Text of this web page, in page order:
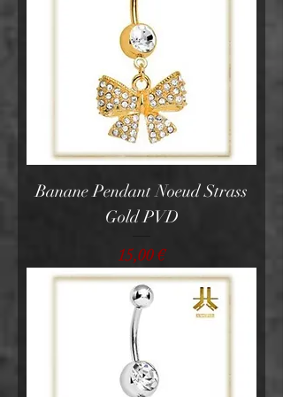
Banane Pendant Noeud Strass
Gold PVD
Prix
15,00 €